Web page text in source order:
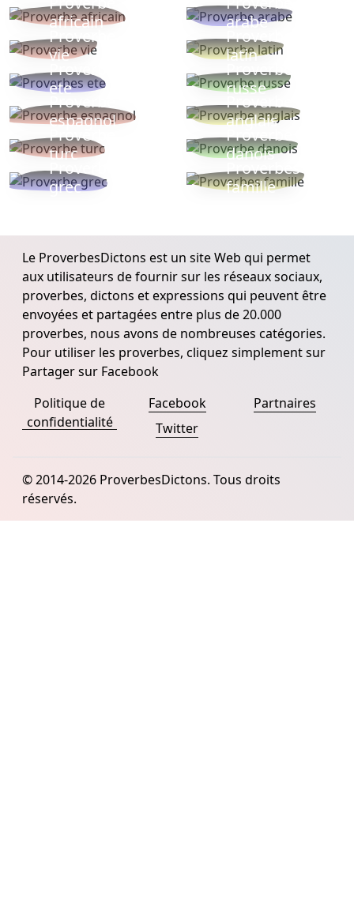
africain
arabe
Proverbe
vie
Proverbe
latin
Proverbes
ete
Proverbe
russe
Proverbe
espagnol
Proverbe
anglais
Proverbe
turc
Proverbe
danois
Proverbe
grec
Proverbes
famille
Le ProverbesDictons est un site Web qui permet
aux utilisateurs de fournir sur les réseaux sociaux,
proverbes, dictons et expressions qui peuvent être
envoyées et partagées entre plus de 20.000
proverbes, nous avons de nombreuses catégories.
Pour utiliser les proverbes, cliquez simplement sur
Partager sur Facebook
Politique de
confidentialité
Facebook
Twitter
Partnaires
© 2014-2026 ProverbesDictons. Tous droits
réservés.